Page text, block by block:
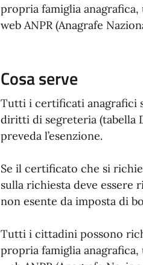
propria famiglia
web ANPR (Anagrafe
Cosa serve
Tutti i certificati anagrafici
diritti di segreteria (tabella
preveda l’esenzione.
Se il certificato che si
sulla richiesta deve essere
non esente da imposta di
Tutti i cittadini possono
propria famiglia